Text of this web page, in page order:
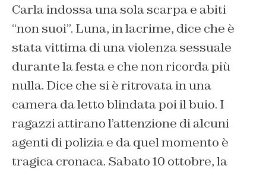
Carlaindossauna sola scarpa e abiti
“non suoi”. Luna, in lacrime, dice che è
statavittima di una violenza sessuale
durante la festa e che non ricorda più
nulla. Dice che si è ritrovatain una
camera da letto blindatapoi il buio. I
ragazzi attiranol’attenzione di alcuni
agenti di polizia e da quel momento è
tragica cronaca. Sabato 10 ottobre, la